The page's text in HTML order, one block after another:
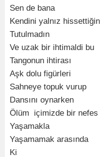
Sen de bana
Kendini yalnız
Tutulmadın
Ve uzak bir ihtimaldi bu
Tangonun ihtirası
Aşk dolu figürleri
Sahneye topuk vurup
Dansını oynarken
Ölüm içimizde bir nefes
Yaşamakla
Yaşamamak arasında
Ki